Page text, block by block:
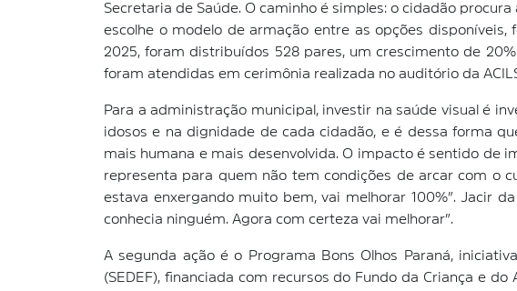
Secretaria de Saúde. O caminho é simples: o cidadão
escolhe o modelo de armação entre as opções
2025, foram distribuídos 528 pares, um crescimento de
foram atendidas em cerimônia realizada no auditório da
Para a administração municipal, investir na saúde visual é
idosos e na dignidade de cada cidadão, e é dessa forma
mais humana e mais desenvolvida. O impacto é sentido de
representa para quem não tem condições de arcar com o
estava enxergando muito bem, vai melhorar 100%”. Jacir
conhecia ninguém. Agora com certeza vai melhorar”.
A segunda ação é o Programa Bons Olhos Paraná,
(SEDEF), financiada com recursos do Fundo da Criança e